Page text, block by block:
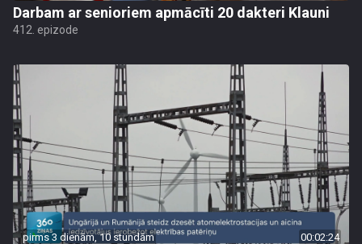
Darbam ar senioriem apmācīti 20 dakteri Klauni
412. epizode
pirms 3 dienām, 10 stundām 00:02:24